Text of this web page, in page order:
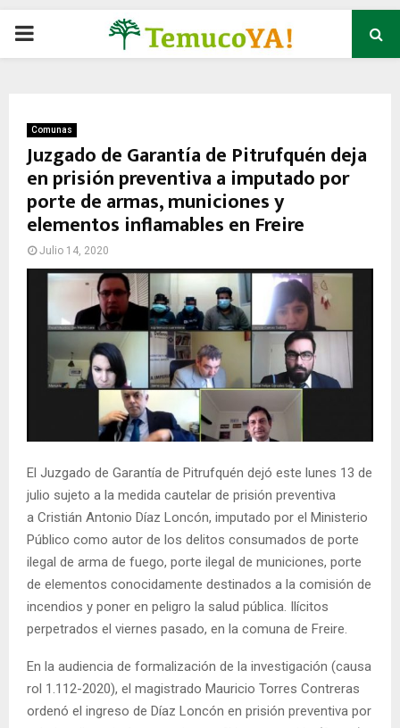
P
M
A
R
N
U
Comunas
Juzgado de Garantía de Pitrufquén deja
en prisión preventiva a imputado por
porte de armas, municiones y
elementos inflamables en Freire
Julio 14, 2020
El Juzgado de Garantía de Pitrufquén dejó este lunes 13 de
julio sujeto a la medida cautelar de prisión preventiva
a Cristián Antonio Díaz Loncón, imputado por el Ministerio
Público como autor de los delitos consumados de porte
ilegal de arma de fuego, porte ilegal de municiones, porte
de elementos conocidamente destinados a la comisión de
incendios y poner en peligro la salud pública. Ilícitos
perpetrados el viernes pasado, en la comuna de Freire.
En la audiencia de formalización de la investigación (causa
rol 1.112-2020), el magistrado Mauricio Torres Contreras
ordenó el ingreso de Díaz Loncón en prisión preventiva por